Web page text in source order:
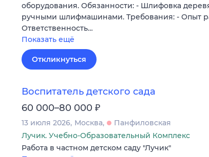
оборудования. Обязанности: - Шлифовка
ручными шлифмашинами. Требования: - Опыт
Ответственность…
Показать ещё
Откликнуться
Воспитатель детского сада
60 000–80 000 ₽
13 июля 2026 Москва
Панфиловская
Лучик. Учебно-Образовательный Комплекс
Работа в частном детском саду "Лучик"